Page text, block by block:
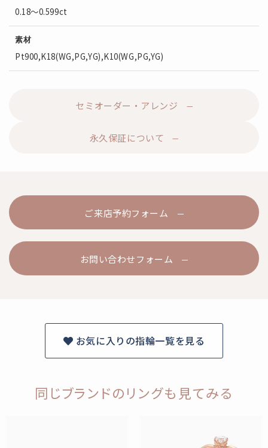
0.18～0.599ct
素材
Pt900,K18(WG,PG,YG),K10(WG,PG,YG)
セミオーダー・アレンジ
永久保証について
ご来店予約フォーム
お問い合わせフォーム
お気に入りの指輪一覧を見る
同じブランドのリングも見てみる